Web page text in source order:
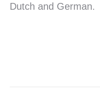
Dutch and German.